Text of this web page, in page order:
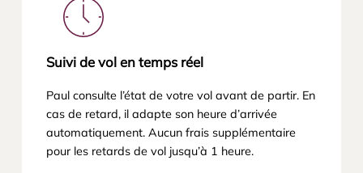
Suivi de vol en temps réel
Paul consulte l’état de votre vol avant de partir. En
cas de retard, il adapte son heure d’arrivée
automatiquement. Aucun frais supplémentaire
pour les retards de vol jusqu’à 1 heure.